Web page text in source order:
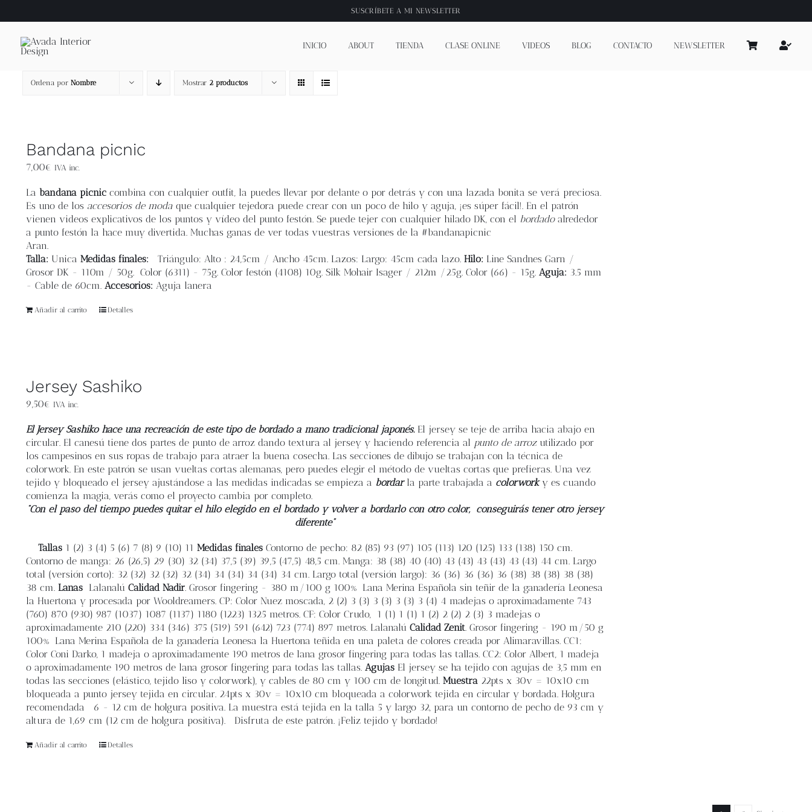
al
SUSCRÍBETE A MI NEWSLETTER
INICIO ABOUT TIENDA CLASE ONLINE VIDEOS BLOG CONTACTO NEWSLETTER
Ordena por Nombre Mostrar 2 productos
Bandana picnic
7,00€ IVA inc.
La bandana picnic combina con cualquier outfit, la puedes llevar por delante o por detrás y con una lazada bonita se verá preciosa.
Es uno de los accesorios de moda que cualquier tejedora puede crear con un poco de hilo y aguja, ¡es súper fácil!. En el patrón
vienen videos explicativos de los puntos y vídeo del punto festón. Se puede tejer con cualquier hilado DK, con el bordadoalrededor
a punto festón la hace muy divertida. Muchas ganas de ver todas vuestras versiones de la #bandanapicnic
Aran.
Talla: UnicaMedidas finales:Triángulo: Alto : 24,5cm / Ancho 45cm. Lazos: Largo: 45cm cada lazo.Hilo: Line Sandnes Garn /
Grosor DK - 110m / 50g. Color (6311) - 75g. Color festón (4108) 10g. Silk Mohair Isager / 212m /25g. Color (66) - 15g.Aguja: 3.5 mm
- Cable de 60cm.Accesorios:Aguja lanera
Añadir al carrito Detalles
Jersey Sashiko
9,50€ IVA inc.
El Jersey Sashiko hace una recreación de este tipo de bordado a mano tradicional japonés.El jersey se teje de arriba hacia abajo en
circular. El canesú tiene dos partes de punto de arroz dando textura al jersey y haciendo referencia al punto de arrozutilizado por
los campesinos en sus ropas de trabajo para atraer la buena cosecha. Las secciones de dibujo se trabajan con la técnica de
colorwork. En este patrón se usan vueltas cortas alemanas, pero puedes elegir el método de vueltas cortas que prefieras. Una vez
tejido y bloqueado el jersey ajustándose a las medidas indicadas se empieza a bordarla parte trabajada a colorwork y es cuando
comienza la magia, verás como el proyecto cambia por completo.
“Con el paso del tiempo puedes quitar el hilo elegido en el bordado y volver a bordarlo con otro color, conseguirás tener otro jersey
diferente”
Tallas 1 (2) 3 (4) 5 (6) 7 (8) 9 (10) 11Medidas finales Contorno de pecho: 82 (85) 93 (97) 105 (113) 120 (125) 133 (138) 150 cm.
Contorno de manga: 26 (26,5) 29 (30) 32 (34) 37,5 (39) 39,5 (47,5) 48,5 cm. Manga: 38 (38) 40 (40) 43 (43) 43 (43) 43 (43) 44 cm. Largo
total (versión corto): 32 (32) 32 (32) 32 (34) 34 (34) 34 (34) 34 cm. Largo total (versión largo): 36 (36) 36 (36) 36 (38) 38 (38) 38 (38)
38 cm.Lanas LalanalúCalidad Nadir. Grosor fingering - 380 m/100 g 100% Lana Merina Española sin teñir de la ganadería Leonesa
la Huertona y procesada por Wooldreamers. CP: Color Nuez moscada, 2 (2) 3 (3) 3 (3) 3 (3) 3 (4) 4 madejas o aproximadamente 743
(760) 870 (930) 987 (1037) 1087 (1137) 1180 (1223) 1325 metros. CF: Color Crudo, 1 (1) 1 (1) 1 (2) 2 (2) 2 (3) 3 madejas o
aproximadamente 210 (220) 334 (346) 375 (519) 591 (642) 723 (774) 897 metros. LalanalúCalidad Zenit. Grosor fingering - 190 m/50 g
100% Lana Merina Española de la ganadería Leonesa la Huertona teñida en una paleta de colores creada por Alimaravillas. CC1:
Color Coni Darko, 1 madeja o aproximadamente 190 metros de lana grosor fingering para todas las tallas. CC2: Color Albert, 1 madeja
o aproximadamente 190 metros de lana grosor fingering para todas las tallas.Agujas El jersey se ha tejido con agujas de 3,5 mm en
todas las secciones (elástico, tejido liso y colorwork), y cables de 80 cm y 100 cm de longitud.Muestra 22pts x 30v = 10x10 cm
bloqueada a punto jersey tejida en circular. 24pts x 30v = 10x10 cm bloqueada a colorwork tejida en circular y bordada. Holgura
recomendada
6 - 12 cm de holgura positiva. La muestra está tejida en la talla 5 y largo 32, para un contorno de pecho de 93 cm y
altura de 1,69 cm (12 cm de holgura positiva). Disfruta de este patrón. ¡Feliz tejido y bordado!
Añadir al carrito Detalles